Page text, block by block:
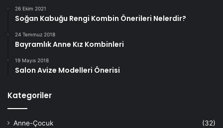
26 Ekim 2021
Soğan Kabuğu Rengi Kombin Önerileri Nelerdir?
24 Temmuz 2018
Bayramlık Anne Kız Kombinleri
19 Mayıs 2018
Salon Avize Modelleri Önerisi
Kategoriler
Anne-Çocuk
(32)